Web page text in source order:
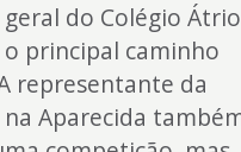
do Colégio
principal caminho
representante da
Aparecida